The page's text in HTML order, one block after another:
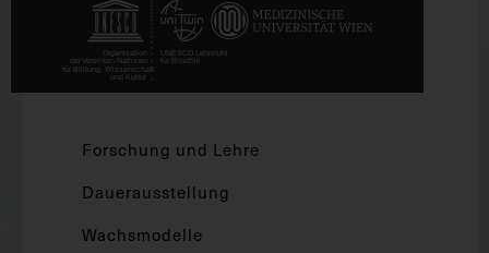
Forschung und Lehre
Dauerausstellung
Wachsmodelle